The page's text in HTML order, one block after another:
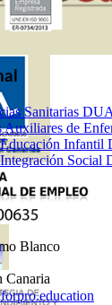
Sanitarias
Auxiliares de
Infantil
Social
Blanco
Canaria